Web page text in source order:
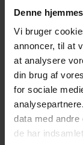
Denne
Vi bruger
annoncer, til at
at analysere
din brug af
for sociale
data med andre
de har
- navnlig i
IT-udvikling.
Der stilles bl.a.
er tale om et
forhold til,
at